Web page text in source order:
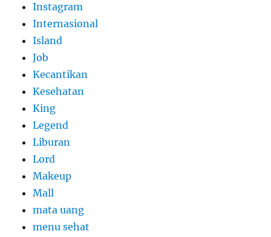
Instagram
Internasional
Island
Job
Kecantikan
Kesehatan
King
Legend
Liburan
Lord
Makeup
Mall
mata uang
menu sehat